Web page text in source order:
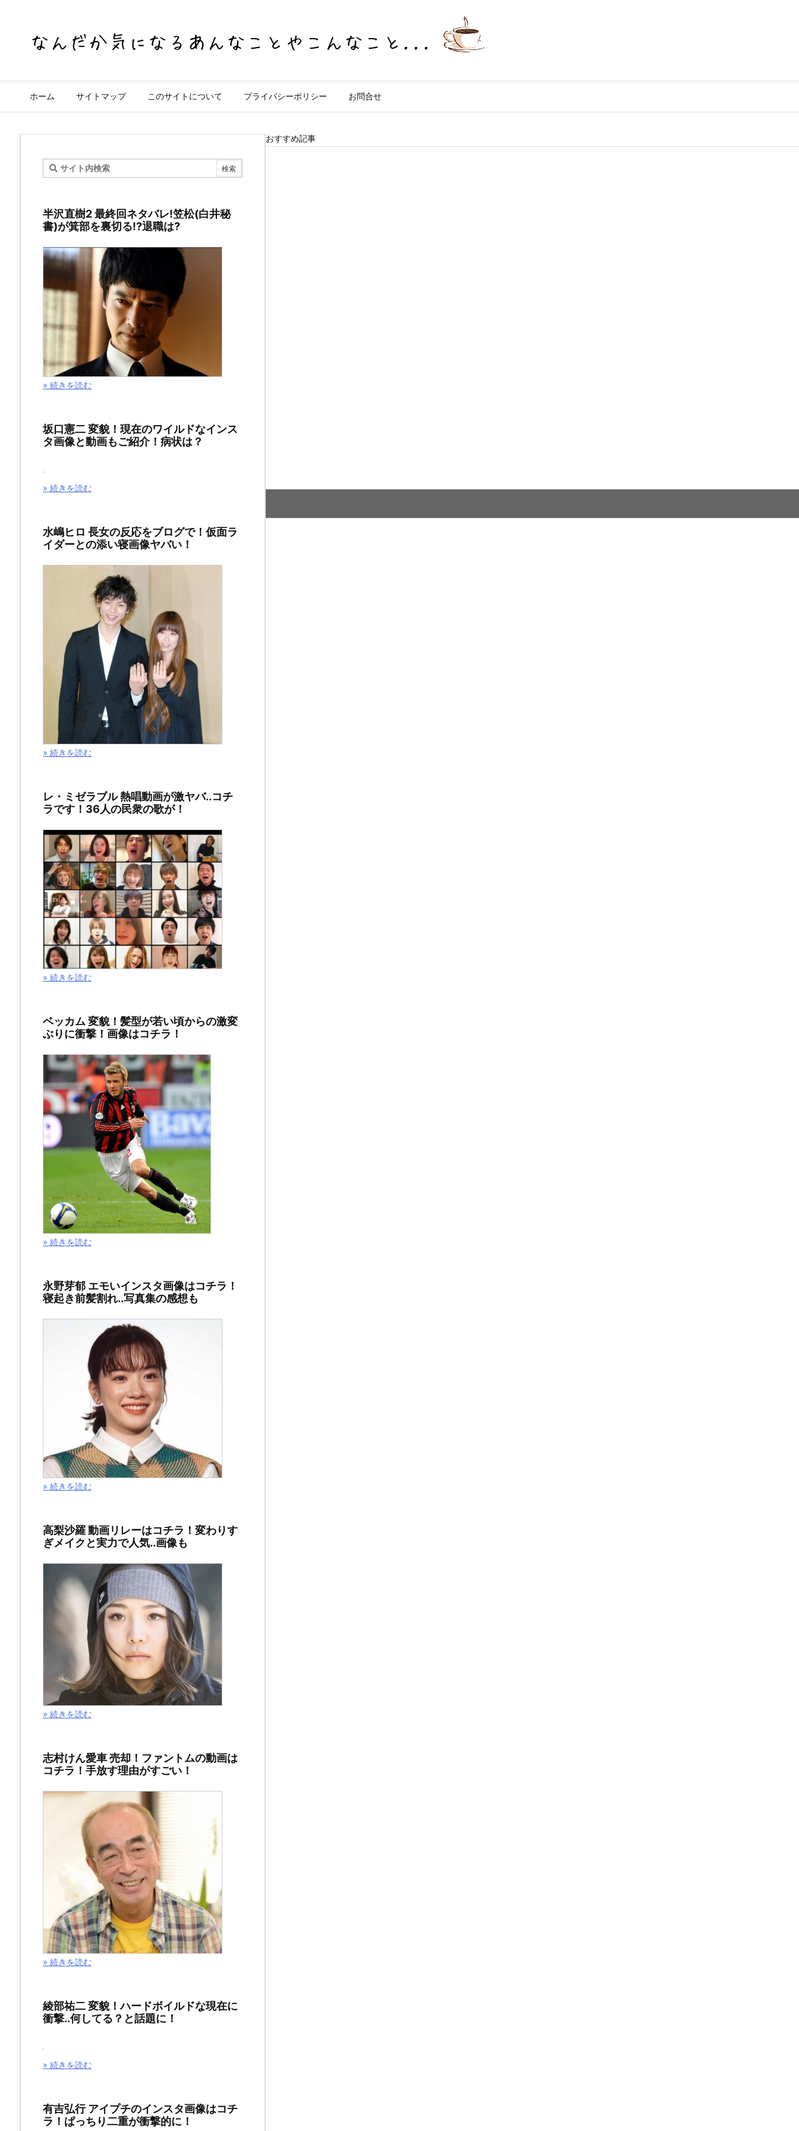
ホーム サイトマップ このサイトについて プライバシーポリシー お問合せ
ド
タ
ー
ス
ト
ー
ン
の
タ
バ
121
話
&
想！
狼
と
コ
ク
石
武
器
の
正
体
は!?
2019
年
10
月
19
日
年
月
10
日
ス
ポ
ン
こ
は
Dr.STONE（ド
ク
タ
ー
ス
ー
ン）
第
１
半沢直樹2 最終回ネタバレ!笠松(白井秘
書)が箕部を裏切る!?退職は?
» 続きを読む
坂口憲二 変貌！現在のワイルドなインス
タ画像と動画もご紹介！病状は？
» 続きを読む
水嶋ヒロ 長女の反応をブログで！仮面ラ
イダーとの添い寝画像ヤバい！
» 続きを読む
レ・ミゼラブル 熱唱動画が激ヤバ..コチ
ラです！36人の民衆の歌が！
» 続きを読む
ベッカム 変貌！髪型が若い頃からの激変
ぶりに衝撃！画像はコチラ！
» 続きを読む
永野芽郁 エモいインスタ画像はコチラ！
寝起き前髪割れ..写真集の感想も
» 続きを読む
高梨沙羅 動画リレーはコチラ！変わりす
ぎメイクと実力で人気..画像も
» 続きを読む
志村けん愛車 売却！ファントムの動画は
コチラ！手放す理由がすごい！
» 続きを読む
綾部祐二 変貌！ハードボイルドな現在に
衝撃..何してる？と話題に！
» 続きを読む
有吉弘行 アイプチのインスタ画像はコチ
ラ！ぱっちり二重が衝撃的に！
おすすめ記事